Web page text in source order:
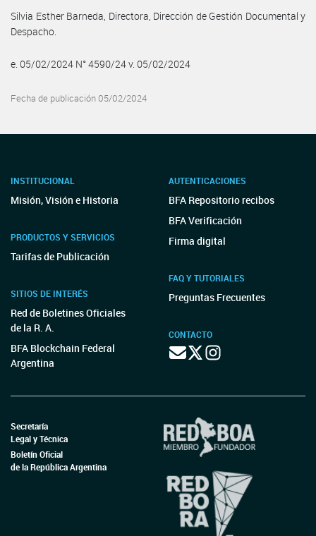
Silvia Esther Barneda, Directora, Dirección de Gestión Documental y
Despacho.
e. 05/02/2024 N° 4590/24 v. 05/02/2024
Fecha de publicación 05/02/2024
INSTITUCIONAL
Misión, Visión e Historia
PRODUCTOS Y SERVICIOS
Tarifas de Publicación
SITIOS DE INTERÉS
Red de Boletines Oficiales
de la R. A.
BFA Blockchain Federal
Argentina
AUTENTICACIONES
BFA Repositorio recibos
BFA Verificación
Firma digital
FAQ Y TUTORIALES
Preguntas Frecuentes
CONTACTO
Secretaría
Legal y Técnica
Boletín Oficial
de la República Argentina